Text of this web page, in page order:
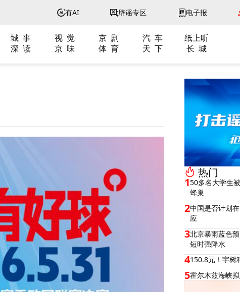
有AI 辟谣专区 电子报
城 事 视 觉 京 剧 汽 车
纸上听
深 读 京 味 体 育 天 下 长 城
热门
150多名大学生
蜂巢
2中国是否计划
应
3北京暴雨蓝色
短时强降水
4150.8元！宇树
5霍尔木兹海峡